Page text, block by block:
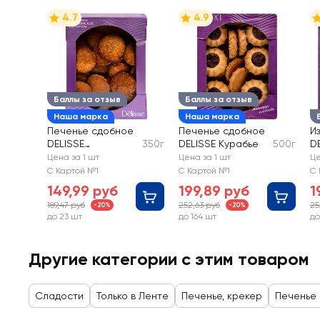
Баллы за отзыв
Наша марка
4.7
Печенье сдобное
DELISSE
Итальянское
350г
Цена за 1 шт
С Картой №1
149,99 руб
189,47 руб -20%
до 23 шт
Баллы за отзыв
Наша марка
4.9
Печенье сдобное
DELISSE Курабье
500г
Цена за 1 шт
С Картой №1
199,89 руб
252,63 руб -20%
до 164 шт
С
Другие категории с этим товаром
Сладости Только в Ленте Печенье, крекер Печенье